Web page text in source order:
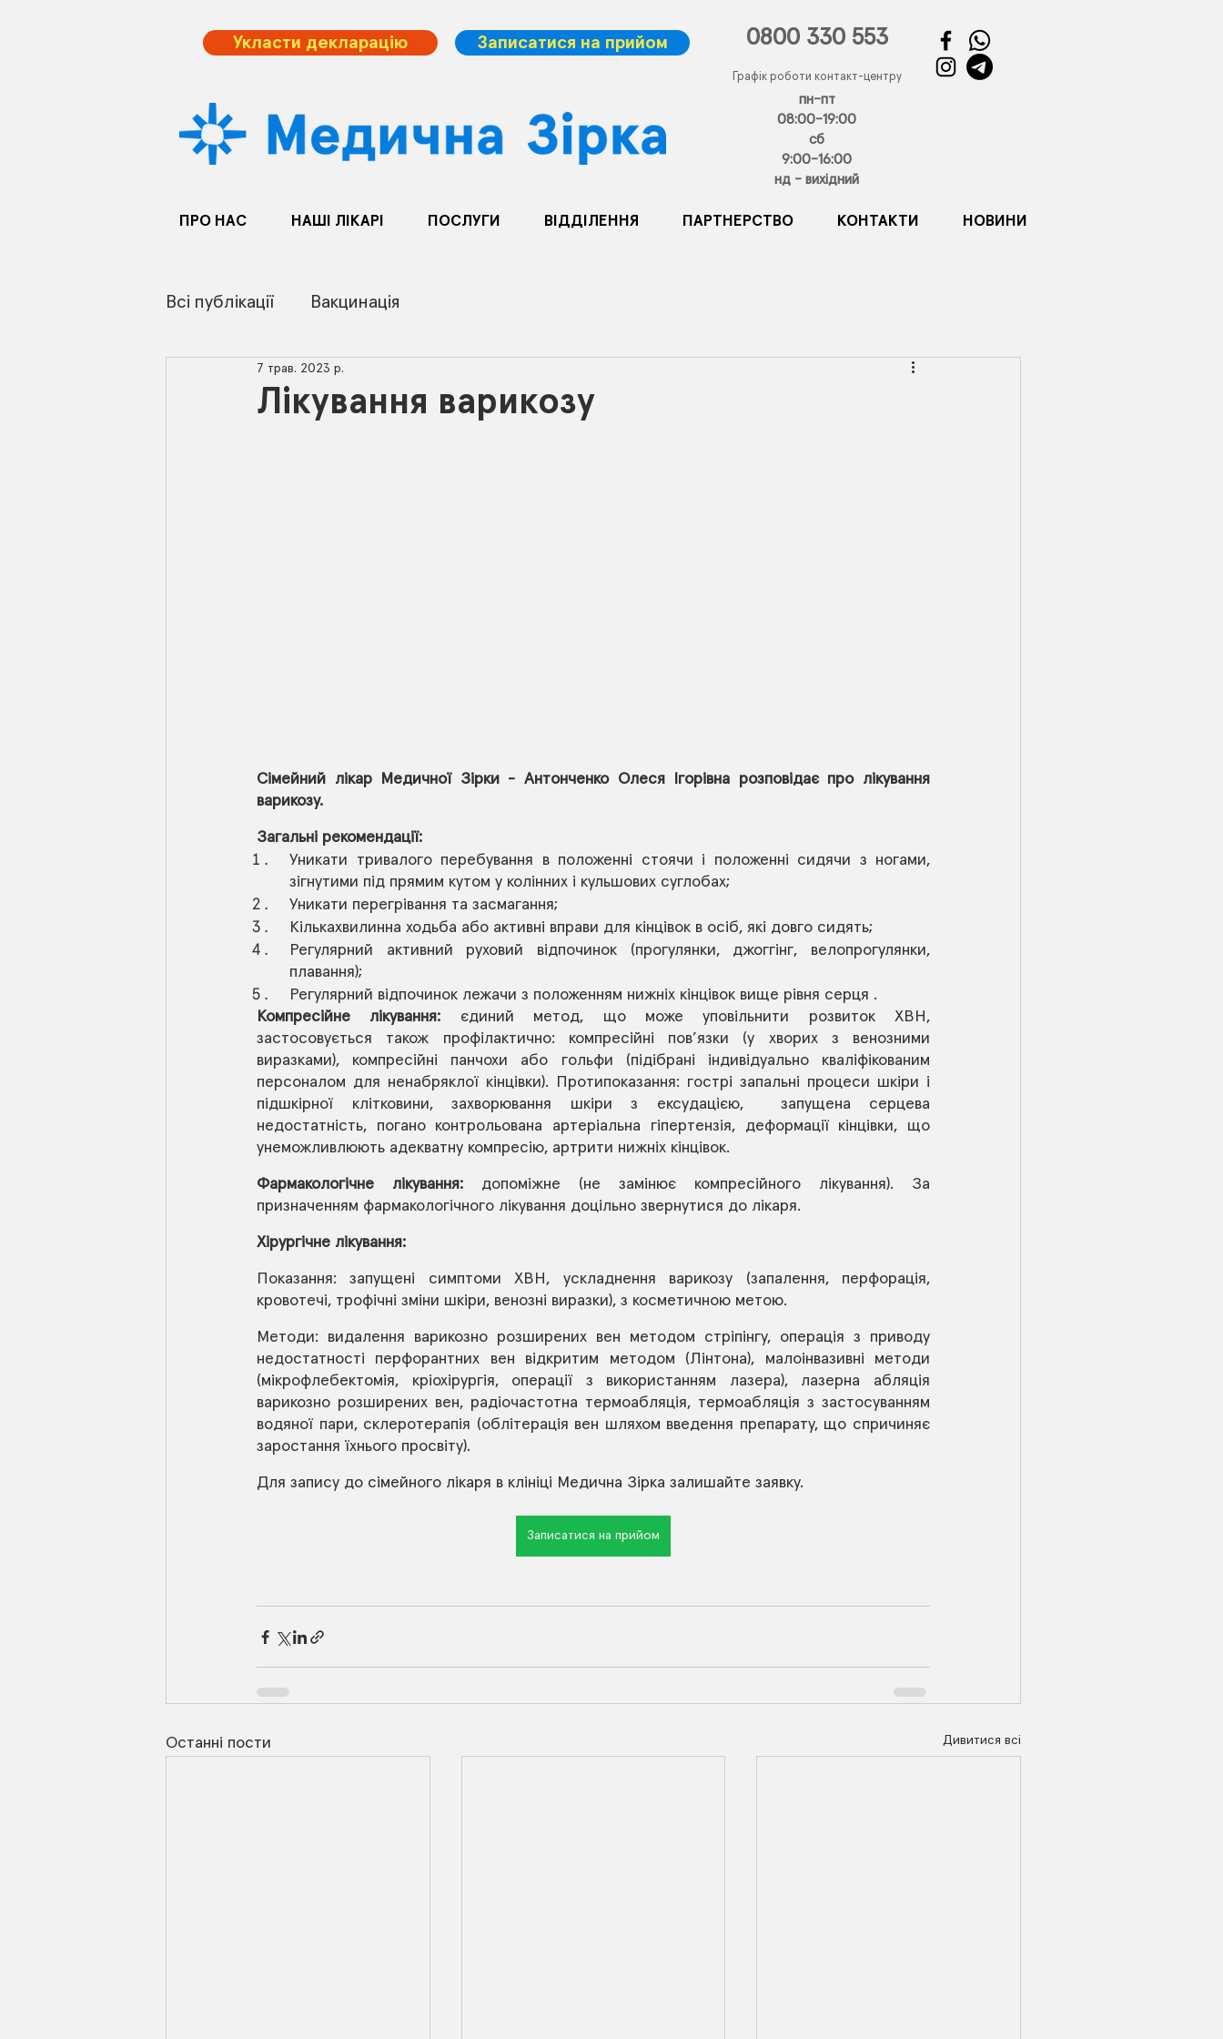
Укласти декларацію Записатися на прийом 0800 330 553
Графік роботи контакт-центру
пн-пт
08:00-19:00
сб
9:00-16:00
нд - вихідний
ПРО НАС НАШІ ЛІКАРІ ПОСЛУГИ ВІДДІЛЕННЯ ПАРТНЕРСТВО КОНТАКТИ НОВИНИ
Всі публікації Вакцинація
Лікування варикозу
7 трав. 2023 р.
Сімейний лікар Медичної Зірки - Антонченко Олеся Ігорівна розповідає про лікування
варикозу.
Загальні рекомендації:
Уникати тривалого перебування в положенні стоячи і положенні сидячи з ногами,
зігнутими під прямим кутом у колінних і кульшових суглобах;
Уникати перегрівання та засмагання;
Кількахвилинна ходьба або активні вправи для кінцівок в осіб, які довго сидять;
Регулярний активний руховий відпочинок (прогулянки, джоггінг, велопрогулянки,
плавання);
Регулярний відпочинок лежачи з положенням нижніх кінцівок вище рівня серця .
Компресійне лікування: єдиний метод, що може уповільнити розвиток ХВН,
застосовується також профілактично: компресійні пов’язки (у хворих з венозними
виразками), компресійні панчохи або гольфи (підібрані індивідуально кваліфікованим
персоналом для ненабряклої кінцівки). Протипоказання: гострі запальні процеси шкіри і
підшкірної клітковини, захворювання шкіри з ексудацією,  запущена серцева
недостатність, погано контрольована артеріальна гіпертензія, деформації кінцівки, що
унеможливлюють адекватну компресію, артрити нижніх кінцівок.
Фармакологічне лікування: допоміжне (не замінює компресійного лікування). За
призначенням фармакологічного лікування доцільно звернутися до лікаря.
Хірургічне лікування:
Показання: запущені симптоми ХВН, ускладнення варикозу (запалення, перфорація,
кровотечі, трофічні зміни шкіри, венозні виразки), з косметичною метою.
Методи: видалення варикозно розширених вен методом стріпінгу, операція з приводу
недостатності перфорантних вен відкритим методом (Лінтона), малоінвазивні методи
(мікрофлебектомія, кріохірургія, операції з використанням лазера), лазерна абляція
варикозно розширених вен, радіочастотна термоабляція, термоабляція з застосуванням
водяної пари, склеротерапія (облітерація вен шляхом введення препарату, що спричиняє
заростання їхнього просвіту).
Для запису до сімейного лікаря в клініці Медична Зірка залишайте заявку.
Записатися на прийом
Останні пости Дивитися всі